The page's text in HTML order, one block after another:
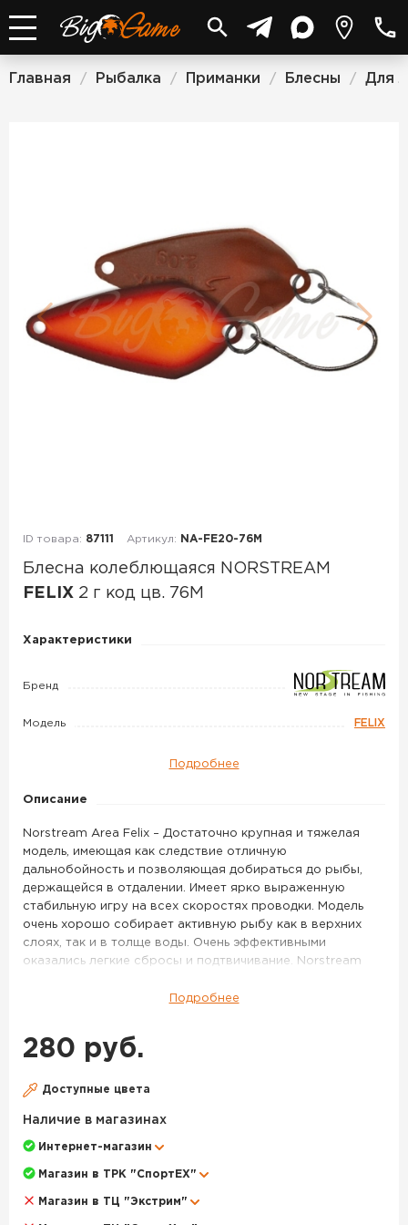
Главная / Рыбалка / Приманки / Блесны / Для
ID товара: 87111 Артикул: NA-FE20-76M
Блесна колеблющаяся NORSTREAM
FELIX 2 г код цв. 76M
Блесна
NORSTREAM
2
цв.
76M
Характеристики
Бренд
Модель FELIX
Подробнее
Описание
Norstream Area Felix – Достаточно крупная и тяжелая
модель, имеющая как следствие отличную
дальнобойность и позволяющая добираться до рыбы,
держащейся в отдалении. Имеет ярко выраженную
стабильную игру на всех скоростях проводки. Модель
очень хорошо собирает активную рыбу как в верхних
слоях, так и в толще воды. Очень эффективными
оказались легкие сбросы и подтвичивание. Norstream
Felix’a. Данный размер имеет два варианта исполнения
размашистую игру и большую стабильность, она лучше
подходит для ловли на течении, с успехом применяется
эффективно получится облавливать небольшие приямки
стоячей воде она будет весьма эффективна, если
активность рыбы пошла на спад, и крупные активные
Самая легкая версия этой модели, имеет тот же размер,
что и Felix 2,3 г, но за счет меньшего веса обладает куда
Подробнее
280 руб.
Доступные цвета
Наличие в магазинах
Интернет-магазин
Магазин в ТРК "СпортЕХ"
Магазин в ТЦ "Экстрим"